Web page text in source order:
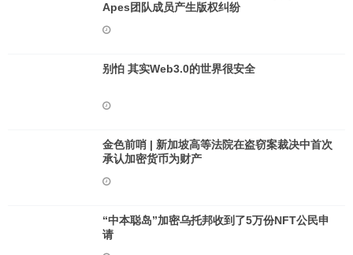
Apes团队成员产生版权纠纷
别怕 其实Web3.0的世界很安全
金色前哨 | 新加坡高等法院在盗窃案裁决中首次
承认加密货币为财产
“中本聪岛”加密乌托邦收到了5万份NFT公民申
请